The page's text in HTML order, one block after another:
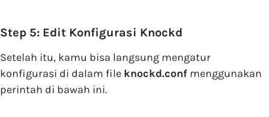
Step 5: Edit Konfigurasi Knockd
Setelah itu, kamu bisa langsung mengatur
konfigurasi di dalam file knockd.conf menggunakan
perintah di bawah ini.